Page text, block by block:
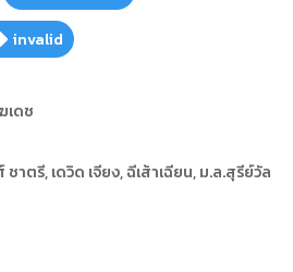
invalid
เดช
าตรี, เดวิด เจียง, ฉีเส้าเฉียน, ม.ล.สุรีย์วัล